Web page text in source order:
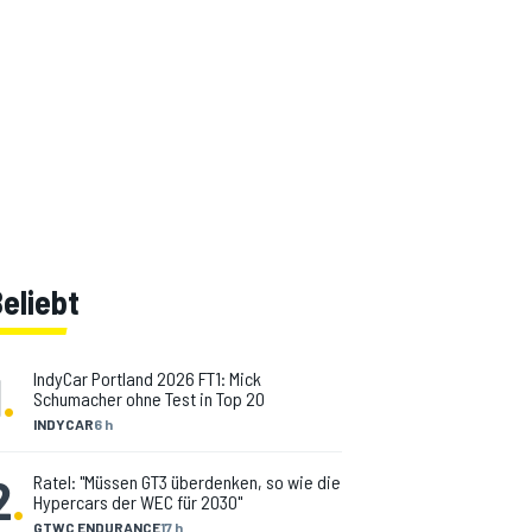
. INDYCAR6 h
IndyCar Portland 2026 FT1: Mick
Schumacher ohne Test in Top 20
. GTWC ENDURANCE17 h
Ratel: "Müssen GT3 überdenken, so wie die
Hypercars der WEC für 2030"